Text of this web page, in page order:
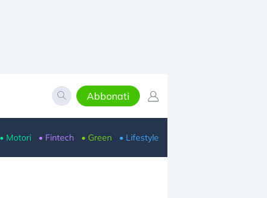
Abbonati
• Motori • Fintech • Green • Lifestyle